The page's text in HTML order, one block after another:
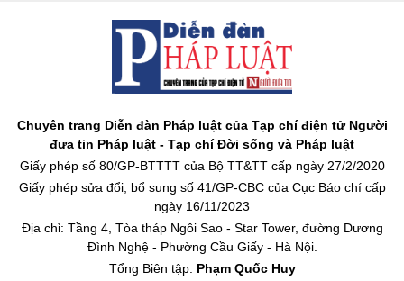
Chuyên trang Diễn đàn Pháp luật của Tạp chí điện tử Người
đưa tin Pháp luật - Tạp chí Đời sống và Pháp luật
Giấy phép số 80/GP-BTTTT của Bộ TT&TT cấp ngày 27/2/2020
Giấy phép sửa đổi, bổ sung số 41/GP-CBC của Cục Báo chí cấp
ngày 16/11/2023
Địa chỉ: Tầng 4, Tòa tháp Ngôi Sao - Star Tower, đường Dương
Đình Nghệ - Phường Cầu Giấy - Hà Nội.
Tổng Biên tập: Phạm Quốc Huy